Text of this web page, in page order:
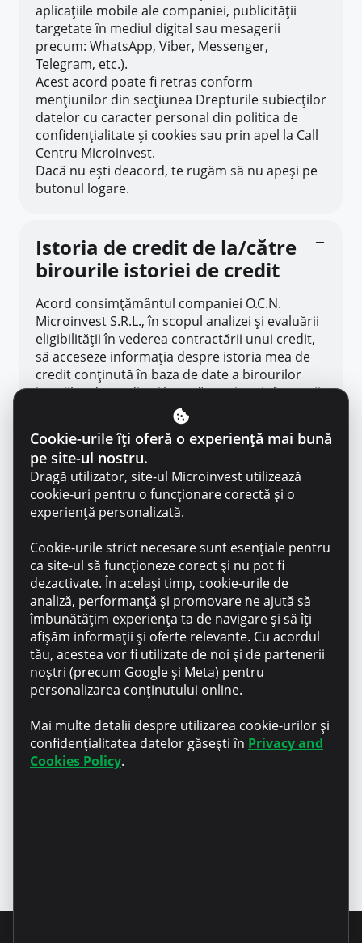
aplicațiile mobile ale companiei, publicității
targetate în mediul digital sau mesagerii
precum: WhatsApp, Viber, Messenger,
Telegram, etc.).
Acest acord poate fi retras conform
mențiunilor din secțiunea Drepturile subiecților
datelor cu caracter personal din politica de
confidențialitate și cookies sau prin apel la Call
Centru Microinvest.
Dacă nu ești deacord, te rugăm să nu apeși pe
butonul logare.
Istoria de credit de la/către
birourile istoriei de credit
Acord consimțământul companiei O.C.N.
Microinvest S.R.L., în scopul analizei și evaluării
eligibilității în vederea contractării unui credit,
să acceseze informația despre istoria mea de
credit conținută în baza de date a birourilor
istoriilor de credit, și/sau să prezinte informații
despre faptul solicitării creditului sau despre
obligaţiile mele financiare, ce decurg din
contractul de credit încheiat cu mine, în scopul
formării istoriei de credit, de la/către
biroul/birourile istoriilor de credit:BIC
”Infodebit Credit Report” SRL, IDNO
1017600009673, adresa: MD-2069, mun.
de Credit” SRL, IDNO 1008600017816, adresa:
MD-2012, mun. Chișinău, str. Alexandru cel Bun,
49; ”VIA SCOPE” SRL, IDNO 1013600028924,
adresa: MD-2071, mun. Chișinău, str. Alba Iulia,
75, et. 7, ”DATOR CO” SRL, IDNO 1019600042694,
adresa: MD-2005, mun. Chişinău, sec. Rîşcani,
str. Puşkin Alexandr, 45.
Politica de confidentialitate
Cookie-urile îți oferă o experiență mai bună
pe site-ul nostru.
Dragă utilizator, site-ul Microinvest utilizează
cookie-uri pentru o funcționare corectă și o
experiență personalizată.
Cookie-urile strict necesare sunt esențiale pentru
ca site-ul să funcționeze corect și nu pot fi
dezactivate. În același timp, cookie-urile de
analiză, performanță și promovare ne ajută să
îmbunătățim experiența ta de navigare și să îți
afișăm informații și oferte relevante. Cu acordul
tău, acestea vor fi utilizate de noi și de partenerii
noștri (precum Google și Meta) pentru
personalizarea conținutului online.
Mai multe detalii despre utilizarea cookie-urilor și
confidențialitatea datelor găsești în Privacy and
Cookies Policy.